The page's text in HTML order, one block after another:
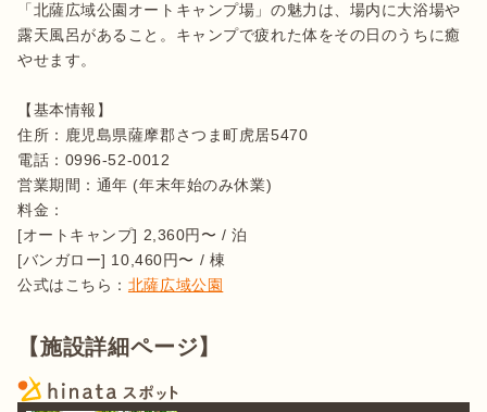
「北薩広域公園オートキャンプ場」の魅力は、場内に大浴場や
露天風呂があること。キャンプで疲れた体をその日のうちに癒
やせます。
【基本情報】
住所：鹿児島県薩摩郡さつま町虎居5470
電話：0996-52-0012
営業期間：通年 (年末年始のみ休業)
料金：
[オートキャンプ] 2,360円〜 / 泊
[バンガロー] 10,460円〜 / 棟
公式はこちら： 北薩広域公園
【施設詳細ページ】